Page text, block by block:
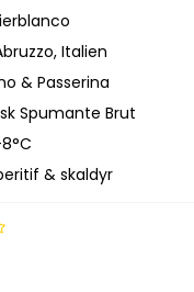
Italien
& Passerina
Spumante Brut
& skaldyr